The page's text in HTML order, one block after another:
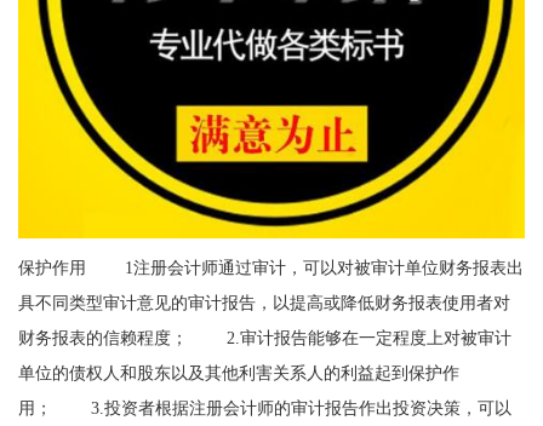
保护作用 1注册会计师通过审计，可以对被审计单位财务报表出
具不同类型审计意见的审计报告，以提高或降低财务报表使用者对
财务报表的信赖程度； 2.审计报告能够在一定程度上对被审计
单位的债权人和股东以及其他利害关系人的利益起到保护作
用； 3.投资者根据注册会计师的审计报告作出投资决策，可以